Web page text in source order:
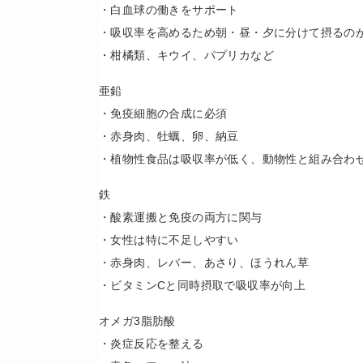
・白血球の働きをサポート
・吸収率を高めるため朝・昼・夕に分けて摂るの
・柑橘類、キウイ、パプリカなど
亜鉛
・免疫細胞の合成に必須
・赤身肉、牡蠣、卵、納豆
・植物性食品は吸収率が低く、動物性と組み合わ
鉄
・酸素運搬と免疫の両方に関与
・女性は特に不足しやすい
・赤身肉、レバー、あさり、ほうれん草
・ビタミンCと同時摂取で吸収率が向上
オメガ3脂肪酸
・炎症反応を整える